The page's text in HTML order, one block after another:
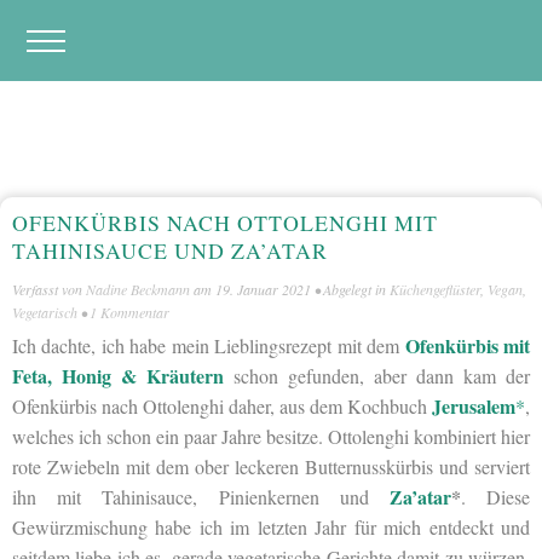
OFENKÜRBIS NACH OTTOLENGHI MIT
TAHINISAUCE UND ZA’ATAR
Verfasst von Nadine Beckmann am 19. Januar 2021 • Abgelegt in Küchengeflüster, Vegan
Vegetarisch • 1 Kommentar
Ich dachte, ich habe mein Lieblingsrezept mit dem Ofenkürbis mit
Feta, Honig & Kräutern schon gefunden, aber dann kam der
Ofenkürbis nach Ottolenghi daher, aus dem Kochbuch Jerusalem*,
welches ich schon ein paar Jahre besitze. Ottolenghi kombiniert hier
rote Zwiebeln mit dem ober leckeren Butternusskürbis und serviert
ihn mit Tahinisauce, Pinienkernen und Za’atar*. Diese
Gewürzmischung habe ich im letzten Jahr für mich entdeckt und